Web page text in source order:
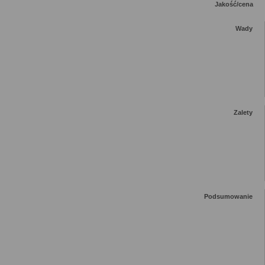
Jakość/cena
Wady
Zalety
Podsumowanie